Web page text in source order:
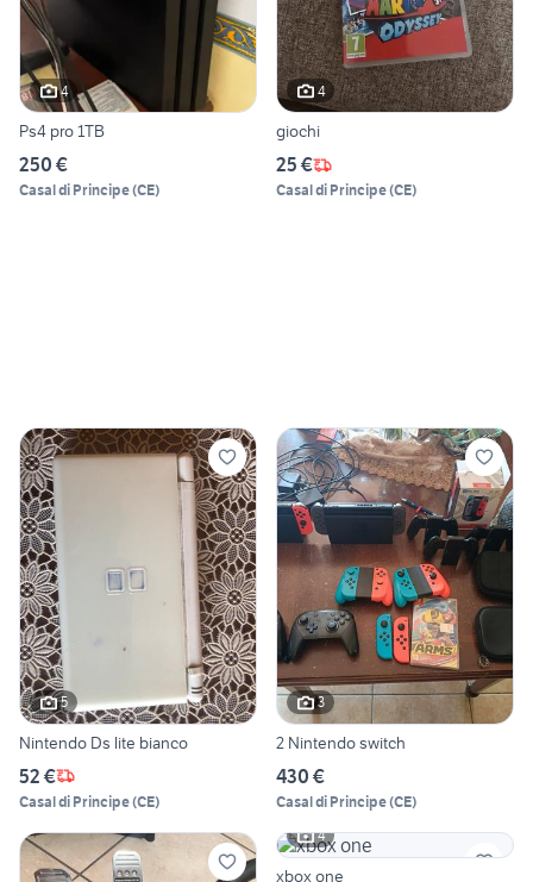
4
Ps4 pro 1TB
250 €
Casal di Principe(CE)
4
giochi
25 €
Casal di Principe(CE)
5
Nintendo Ds lite bianco
52 €
Casal di Principe(CE)
3
2 Nintendo switch
430 €
Casal di Principe(CE)
4
xbox one